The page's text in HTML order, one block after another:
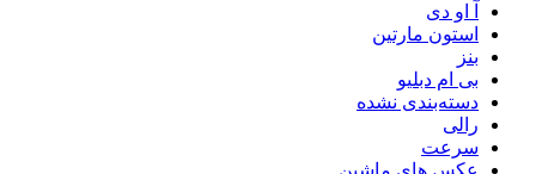
آ او دی
استون مارتین
بنز
بی ام دبلیو
دسته‌بندی نشده
رالی
سرعت
عکس های ماشین